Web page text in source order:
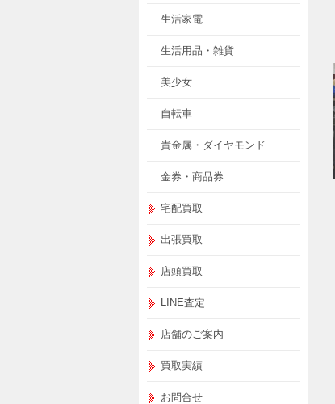
生活家電
生活用品・雑貨
美少女
自転車
貴金属・ダイヤモンド
金券・商品券
宅配買取
出張買取
店頭買取
LINE査定
店舗のご案内
買取実績
お問合せ